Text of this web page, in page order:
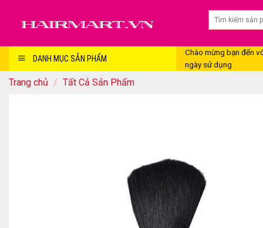
DANH MỤC SẢN PHẨM
Chào mừng bạn đến
ngày sử dụng
Trang chủ / Tất Cả Sản Phẩm